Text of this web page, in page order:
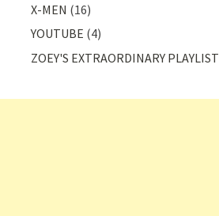
X-MEN (16)
YOUTUBE (4)
ZOEY'S EXTRAORDINARY PLAYLIST